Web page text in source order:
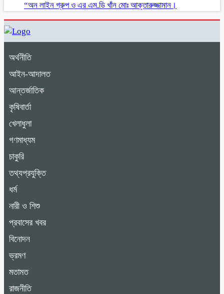
“অন লাইন গ্রুপ ও এর এম.ডি খাঁন মোঃ আক্তারুজ্জামান।
অর্থনীতি
আইন-আদালত
আন্তর্জাতিক
কৃষিবার্তা
খেলাধুলা
গণমাধ্যম
চাকুরি
তথ্যপ্রযুক্তি
ধর্ম
নারী ও শিশু
প্রবাসের খবর
বিনোদন
ভ্রমণ
মতামত
রাজনীতি